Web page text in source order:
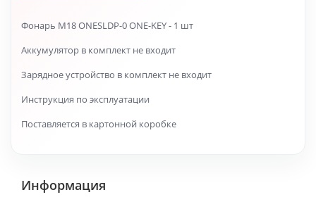
Фонарь M18 ONESLDP-0 ONE-KEY - 1 шт
Аккумулятор в комплект не входит
Зарядное устройство в комплект не входит
Инструкция по эксплуатации
Поставляется в картонной коробке
Информация